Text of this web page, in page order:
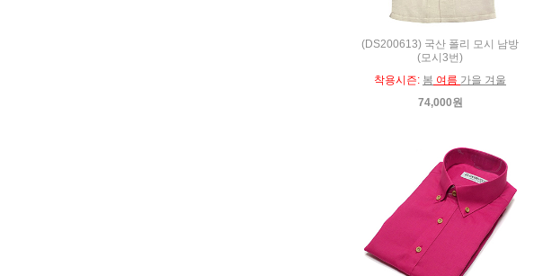
(DS200613) 국산 폴리 모시 남방
(모시3번)
착용시즌: 봄 여름 가을 겨울
74,000원